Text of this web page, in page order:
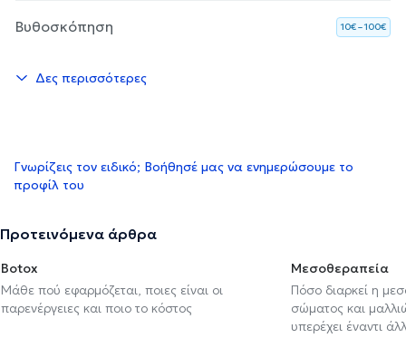
Βυθοσκόπηση 10€ – 100€
Δες περισσότερες
Γνωρίζεις τον ειδικό; Βοήθησέ μας να ενημερώσουμε το
προφίλ του
Προτεινόμενα άρθρα
Botox
Μάθε πού εφαρμόζεται, ποιες είναι οι
παρενέργειες και ποιο το κόστος
Μεσοθεραπεία
Πόσο διαρκεί η
σώματος και
υπερέχει έναντι